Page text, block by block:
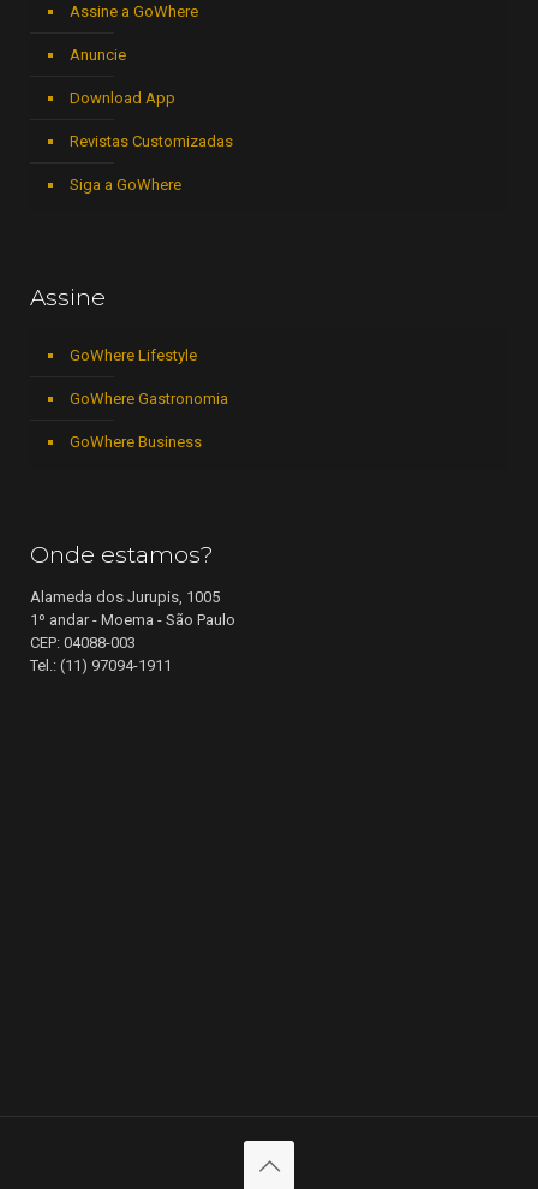
Assine a GoWhere
Anuncie
Download App
Revistas Customizadas
Siga a GoWhere
Assine
GoWhere Lifestyle
GoWhere Gastronomia
GoWhere Business
Onde estamos?
Alameda dos Jurupis, 1005
1º andar - Moema - São Paulo
CEP: 04088-003
Tel.: (11) 97094-1911